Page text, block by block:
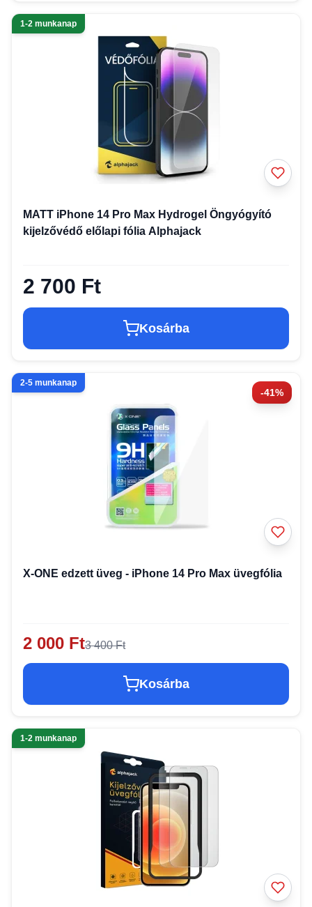
1-2 munkanap
MATT iPhone 14 Pro Max Hydrogel Öngyógyító
kijelzővédő előlapi fólia Alphajack
2 700 Ft
Kosárba
-41%
2-5 munkanap
X-ONE edzett üveg - iPhone 14 Pro Max üvegfólia
2 000 Ft3 400 Ft
Kosárba
1-2 munkanap